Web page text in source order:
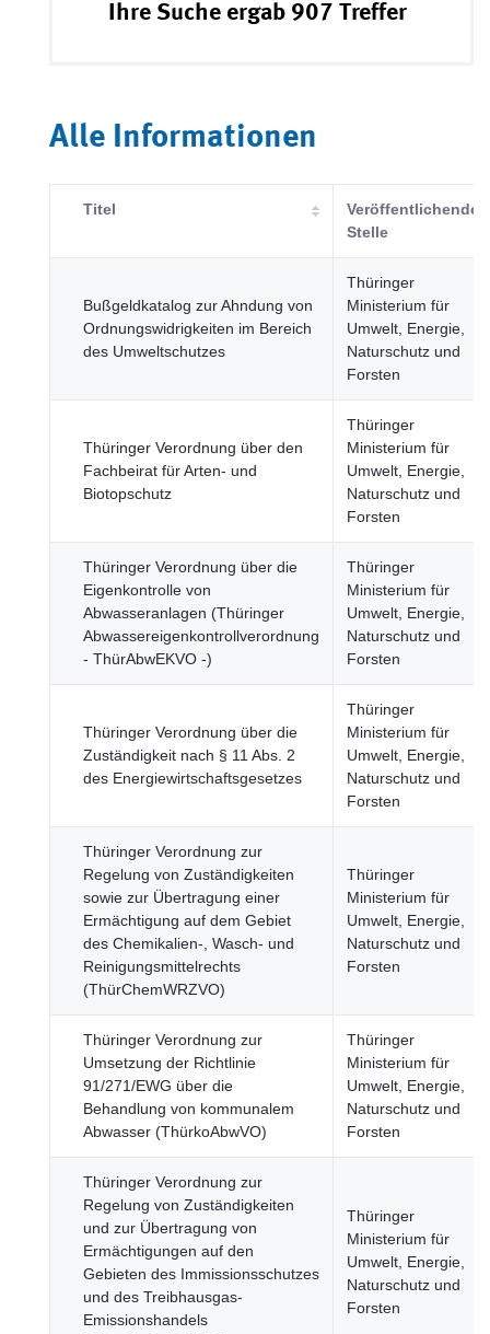
Ihre Suche ergab 907 Treffer
Alle Informationen
Titel
Veröffentlichende
Stelle
Bußgeldkatalog zur Ahndung von
Ordnungswidrigkeiten im Bereich
des Umweltschutzes
Thüringer
Ministerium für
Umwelt, Energie,
Naturschutz und
Forsten
Thüringer Verordnung über den
Fachbeirat für Arten- und
Biotopschutz
Thüringer
Ministerium für
Umwelt, Energie,
Naturschutz und
Forsten
Thüringer Verordnung über die
Eigenkontrolle von
Abwasseranlagen (Thüringer
Abwassereigenkontrollverordnung
- ThürAbwEKVO -)
Thüringer
Ministerium für
Umwelt, Energie,
Naturschutz und
Forsten
Thüringer Verordnung über die
Zuständigkeit nach § 11 Abs. 2
des Energiewirtschaftsgesetzes
Thüringer
Ministerium für
Umwelt, Energie,
Naturschutz und
Forsten
Thüringer Verordnung zur
Regelung von Zuständigkeiten
sowie zur Übertragung einer
Ermächtigung auf dem Gebiet
des Chemikalien-, Wasch- und
Reinigungsmittelrechts
(ThürChemWRZVO)
Thüringer
Ministerium für
Umwelt, Energie,
Naturschutz und
Forsten
Thüringer Verordnung zur
Umsetzung der Richtlinie
91/271/EWG über die
Behandlung von kommunalem
Abwasser (ThürkoAbwVO)
Thüringer
Ministerium für
Umwelt, Energie,
Naturschutz und
Forsten
Thüringer Verordnung zur
Regelung von Zuständigkeiten
und zur Übertragung von
Ermächtigungen auf den
Gebieten des Immissionsschutzes
und des Treibhausgas-
Emissionshandels
Thüringer
Ministerium für
Umwelt, Energie,
Naturschutz und
Forsten